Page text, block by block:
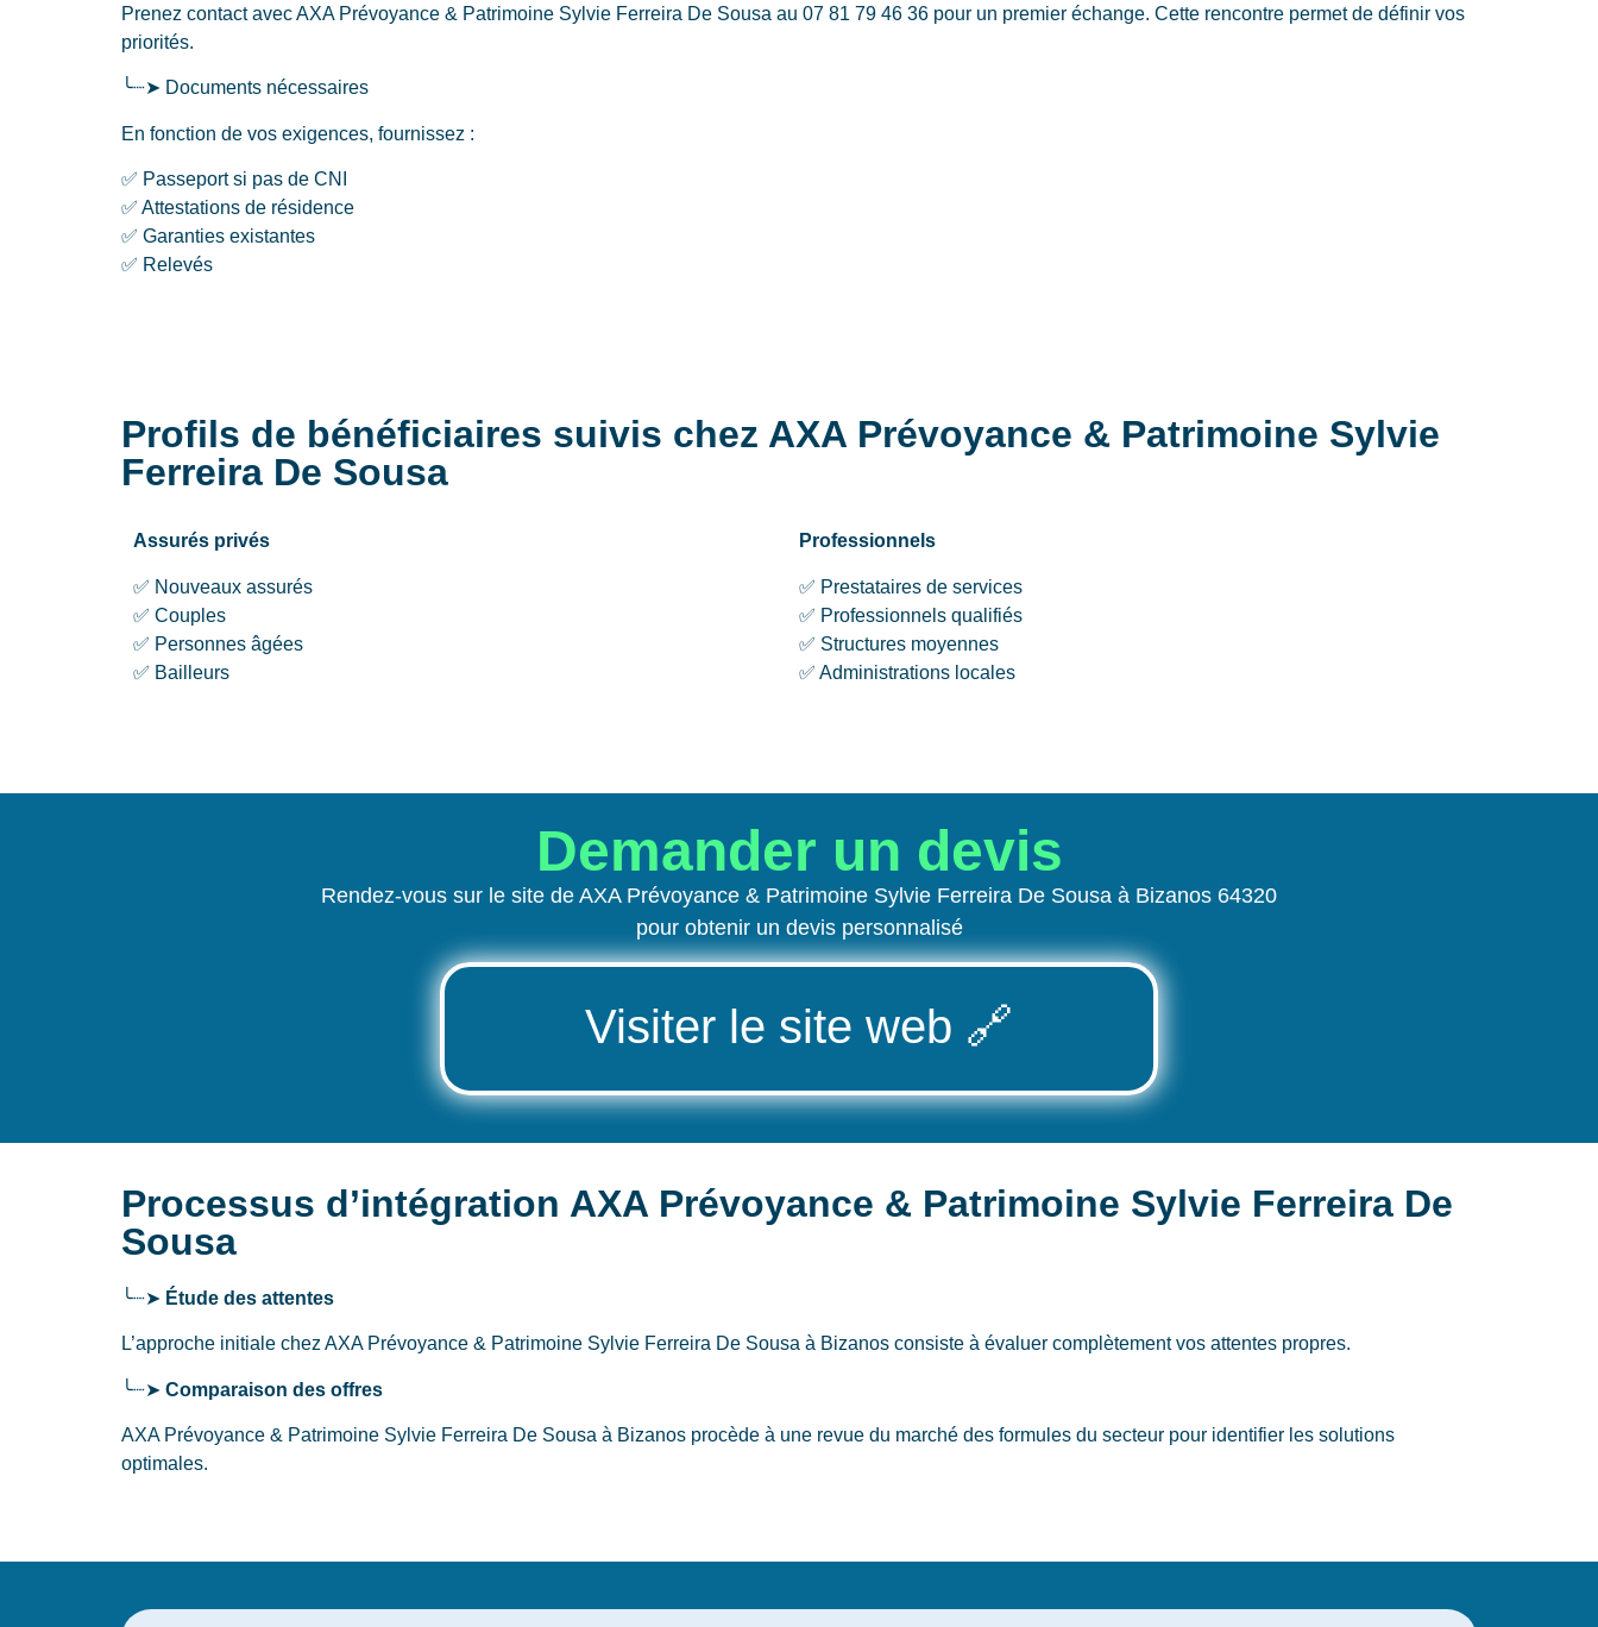
Prenez contact avec AXA Prévoyance & Patrimoine Sylvie Ferreira De Sousa au 07 81 79 46 36 pour un premier échange. Cette rencontre permet de définir vos
priorités.
╰┈➤ Documents nécessaires
En fonction de vos exigences, fournissez :
✅ Passeport si pas de CNI
✅ Attestations de résidence
✅ Garanties existantes
✅ Relevés
Profils de bénéficiaires suivis chez AXA Prévoyance & Patrimoine Sylvie
Ferreira De Sousa
Assurés privés
✅ Nouveaux assurés
✅ Couples
✅ Personnes âgées
✅ Bailleurs
Professionnels
✅ Prestataires de services
✅ Professionnels qualifiés
✅ Structures moyennes
✅ Administrations locales
Demander un devis
Rendez-vous sur le site de AXA Prévoyance & Patrimoine Sylvie Ferreira De Sousa à Bizanos 64320
pour obtenir un devis personnalisé
Visiter le site web 🔗
Processus d’intégration AXA Prévoyance & Patrimoine Sylvie Ferreira De
Sousa
╰┈➤ Étude des attentes
L’approche initiale chez AXA Prévoyance & Patrimoine Sylvie Ferreira De Sousa à Bizanos consiste à évaluer complètement vos attentes propres.
╰┈➤ Comparaison des offres
AXA Prévoyance & Patrimoine Sylvie Ferreira De Sousa à Bizanos procède à une revue du marché des formules du secteur pour identifier les solutions
optimales.